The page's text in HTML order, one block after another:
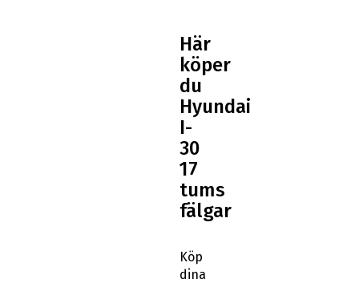
Här
köper
du
Hyundai
I-
30
17
tums
fälgar
Köp
dina